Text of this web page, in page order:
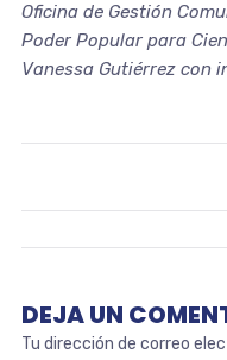
Oficina de Gestión
Poder Popular para
Vanessa Gutiérrez con
DEJA UN
Tu dirección de correo